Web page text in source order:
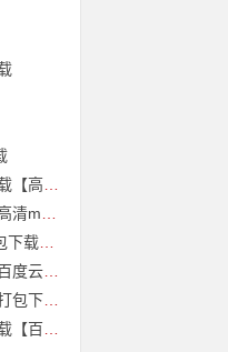
mp3】
】
MP3】
mp3】
mp3】
mp3】